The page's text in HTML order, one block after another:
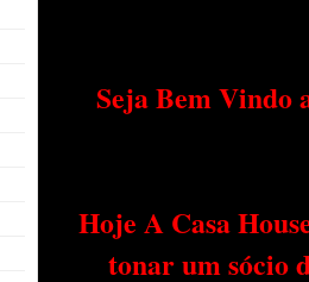
Seja Bem Vindo
Hoje A Casa
tonar um sócio